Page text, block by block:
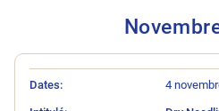
DatesIntitulé Prix Lieu
4